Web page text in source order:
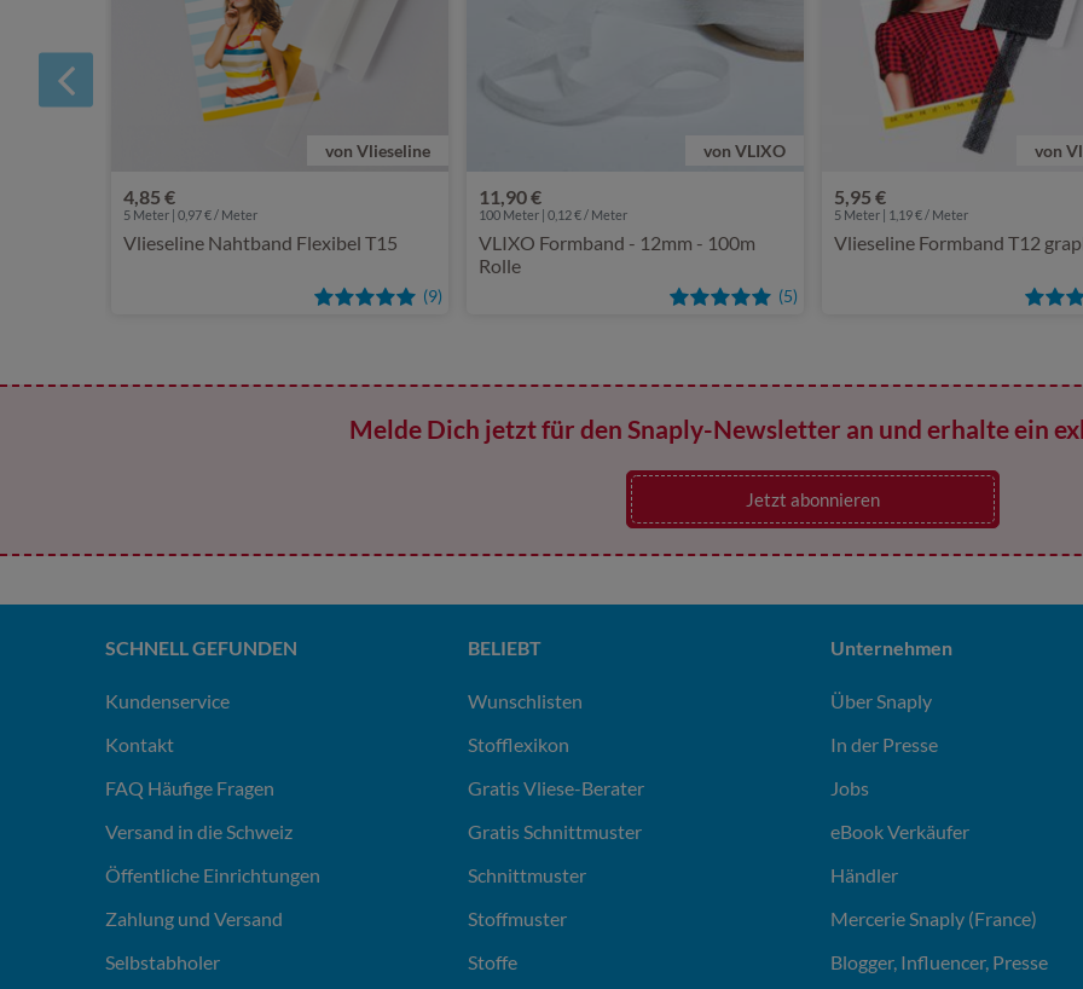
von Vlieseline
(9)
4,85 €
5 Meter | 0,97 € / Meter
Vlieseline Nahtband Flexibel T15
von VLIXO
(5)
11,90 €
100Meter | 0,12 € / Meter
VLIXO Formband - 12mm - 100m
Rolle
von
5,95 €
5Meter | 1,19 € / Meter
Vlieseline Formband T12
Melde Dich jetzt für den Snaply-Newsletter an und erhalte ein
Jetzt abonnieren
SCHNELL GEFUNDEN
Kundenservice
Kontakt
FAQ Häufige Fragen
Versand in die Schweiz
Öffentliche Einrichtungen
Zahlung und Versand
Selbstabholer
BELIEBT
Wunschlisten
Stofflexikon
Gratis Vliese-Berater
Gratis Schnittmuster
Schnittmuster
Stoffmuster
Stoffe
Unternehmen
Über Snaply
In der Presse
Jobs
eBook Verkäufer
Händler
Mercerie Snaply (France)
Blogger, Influencer, Presse